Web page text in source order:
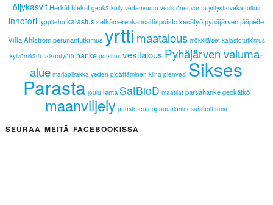
öljykasvit Herkät hiekat geokätköily vedenvuoro vesistöneuvonta yritystarvekartoitus
innotori typpiteho kalastus selkämerenkansallispuisto kesätyö pyhäjärven jääpeite
Villa Ahlströmperunantutkimus yrtti maatalous mökkiläiset kalastotutkimus
kylvömäärä talkootyötä hanke porsitus vesitalous Pyhäjärven valuma-
alue marjapiirakka veden pidättäminen kiina pienvesi Sikses
Parasta joulu lanta SatBioD maatilat parsahankegeokätkö
maanviljely puusto euroopanunioninosarahoittama
SEURAA MEITÄ FACEBOOKISSA